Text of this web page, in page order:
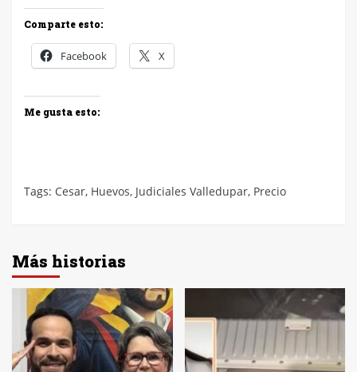
Comparte esto:
Facebook X
Me gusta esto:
Tags: Cesar, Huevos, Judiciales Valledupar, Precio
Más historias